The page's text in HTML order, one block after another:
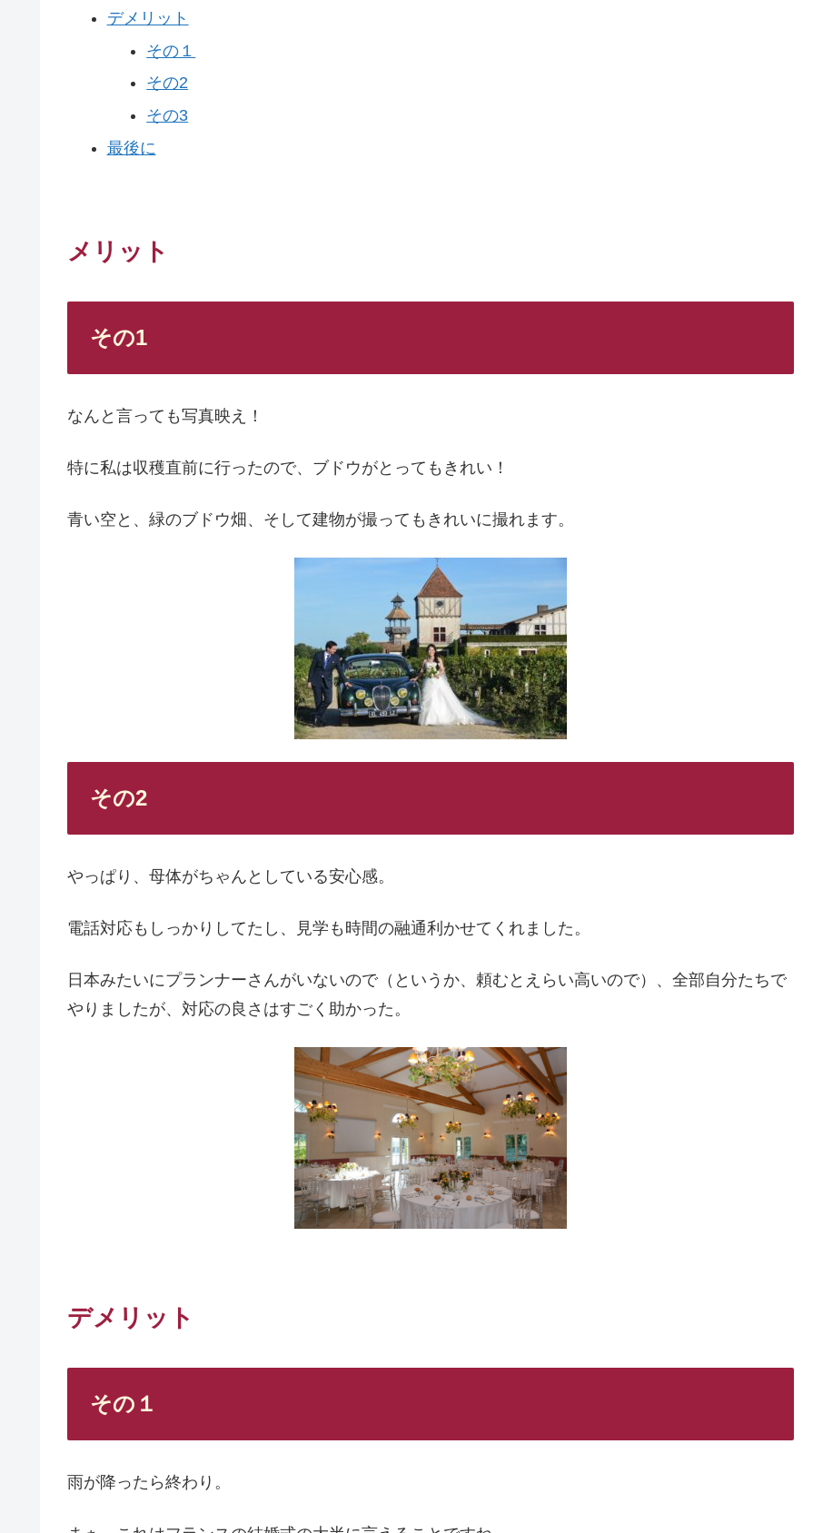
デメリット
その１
その2
その3
最後に
メリット
その1
なんと言っても写真映え！
特に私は収穫直前に行ったので、ブドウがとってもきれい！
青い空と、緑のブドウ畑、そして建物が撮ってもきれいに撮れます。
その2
やっぱり、母体がちゃんとしている安心感。
電話対応もしっかりしてたし、見学も時間の融通利かせてくれました。
日本みたいにプランナーさんがいないので（というか、頼むとえらい高いので）、全部自分たちで
やりましたが、対応の良さはすごく助かった。
デメリット
その１
雨が降ったら終わり。